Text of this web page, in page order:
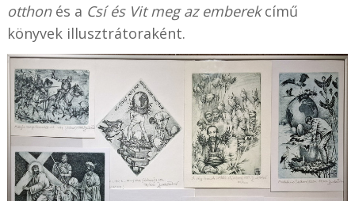
otthonés a Csí és Vit meg az emberekcímű
könyvek illusztrátoraként.